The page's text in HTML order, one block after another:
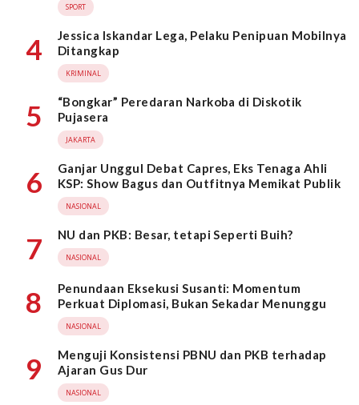
SPORT
4
Jessica Iskandar Lega, Pelaku Penipuan Mobilnya
Ditangkap
KRIMINAL
5
“Bongkar” Peredaran Narkoba di Diskotik
Pujasera
JAKARTA
6
Ganjar Unggul Debat Capres, Eks Tenaga Ahli
KSP: Show Bagus dan Outfitnya Memikat Publik
NASIONAL
7 NU dan PKB: Besar, tetapi Seperti Buih?
NASIONAL
8
Penundaan Eksekusi Susanti: Momentum
Perkuat Diplomasi, Bukan Sekadar Menunggu
NASIONAL
9
Menguji Konsistensi PBNU dan PKB terhadap
Ajaran Gus Dur
NASIONAL